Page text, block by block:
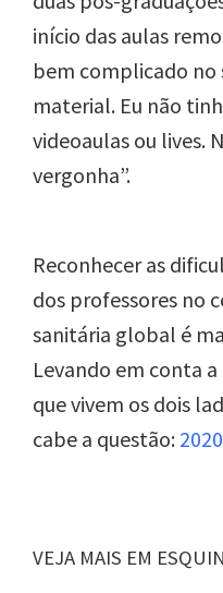
início das aulas
bem complicado
material. Eu não
videoaulas ou lives.
vergonha”.
Reconhecer as
dos professores no
sanitária global é
Levando em conta
que vivem os dois
cabe a questão:
VEJA MAIS EM